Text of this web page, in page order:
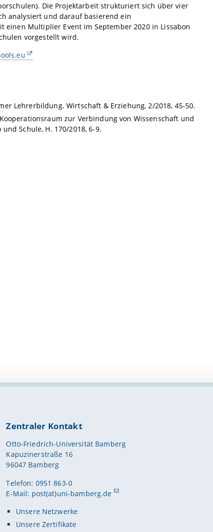
Die Projektarbeit strukturiert sich über vier
analysiert und darauf basierend ein
Multiplier Event im September 2020 in Lissabon
vorgestellt wird.
Lehrerbildung. Wirtschaft & Erziehung, 2/2018, 45-50.
zur Verbindung von Wissenschaft und
Schule, H. 170/2018, 6-9.
Zentraler Kontakt
Otto-Friedrich-Universität Bamberg
Kapuzinerstraße 16
96047 Bamberg
Telefon: 0951 863-0
E-Mail: post(at)uni-bamberg.de
Unsere Netzwerke
Unsere Zertifikate